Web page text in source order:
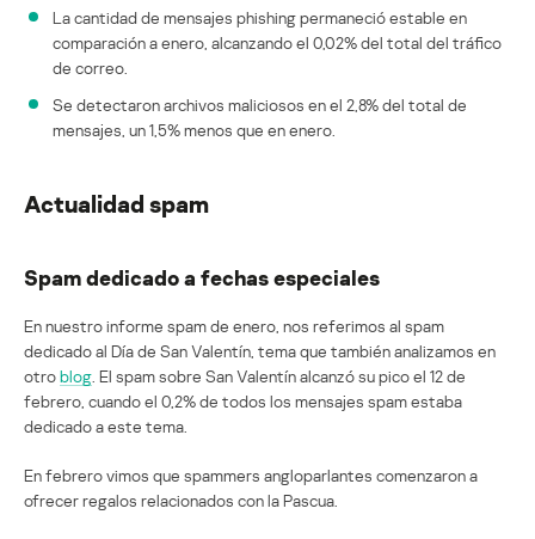
La cantidad de mensajes phishing permaneció estable en
comparación a enero, alcanzando el 0,02% del total del tráfico
de correo.
Se detectaron archivos maliciosos en el 2,8% del total de
mensajes, un 1,5% menos que en enero.
Actualidad spam
Spam dedicado a fechas especiales
En nuestro informe spam de enero, nos referimos al spam
dedicado al Día de San Valentín, tema que también analizamos en
otroblog . El spam sobre San Valentín alcanzó su pico el 12 de
febrero, cuando el 0,2% de todos los mensajes spam estaba
dedicado a este tema.
En febrero vimos que spammers angloparlantes comenzaron a
ofrecer regalos relacionados con la Pascua.